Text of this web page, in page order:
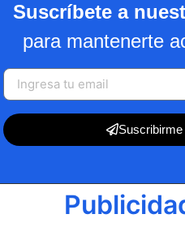
Suscríbete a
para mantenerte
Suscribirme